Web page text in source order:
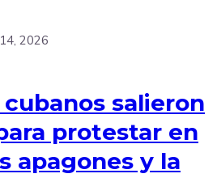
2026
salieron
protestar en
apagones y la